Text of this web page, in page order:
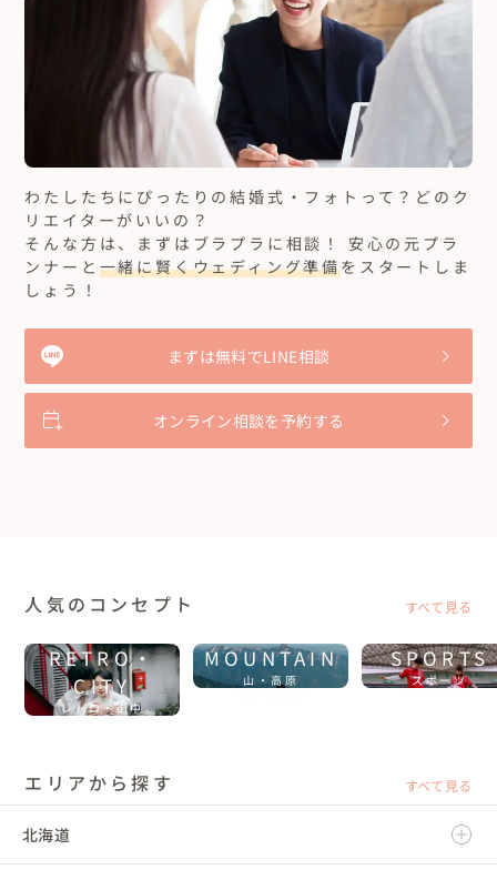
わたしたちにぴったりの結婚式・フォトって？どのク
リエイターがいいの？
そんな方は、まずはブラプラに相談！ 安心の元プラ
ンナーと 一緒に賢くウェディング準備をスタートしま
しょう！
まずは無料でLINE相談
オンライン相談を予約する
人気のコンセプト すべて見る
RETRO・
CITY
レトロ・街中
MOUNTAIN
山・高原
SPORTS
スポーツ
エリアから探す すべて見る
北海道